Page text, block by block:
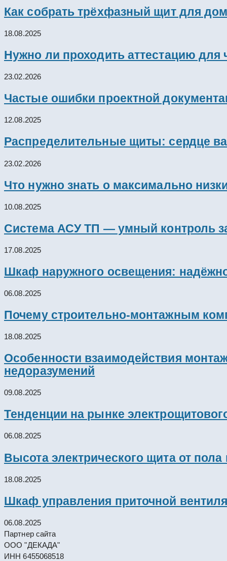
Как собрать трёхфазный щит для
18.08.2025
Нужно ли проходить аттестацию для
23.02.2026
Частые ошибки проектной
12.08.2025
Распределительные щиты: сердце
23.02.2026
Что нужно знать о максимально
10.08.2025
Система АСУ ТП — умный контроль
17.08.2025
Шкаф наружного освещения:
06.08.2025
Почему строительно-монтажным
18.08.2025
Особенности взаимодействия
недоразумений
09.08.2025
Тенденции на рынке
06.08.2025
Высота электрического щита от
18.08.2025
Шкаф управления приточной
06.08.2025
Партнер сайта
ООО "ДЕКАДА"
ИНН 6455068518